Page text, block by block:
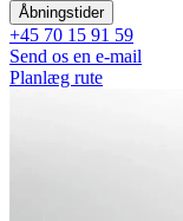
Åbningstider
+45 70 15 91 59
Send os en e-mail
Planlæg rute